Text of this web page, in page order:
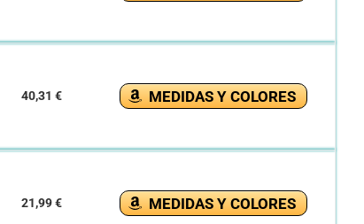
40,31 € MEDIDAS Y COLORES
21,99 € MEDIDAS Y COLORES